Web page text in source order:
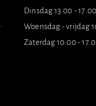
Dinsdag 13.00 - 17.00
Woensdag - vrijdag
Zaterdag 10.00 -